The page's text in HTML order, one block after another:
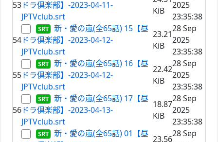
53ドラ倶楽部】-2023-04-11-
JPTVclub.srt
KiB
2025
23:35:38
54
新・愛の嵐(全65話) 15【昼
ドラ倶楽部】-2023-04-12-
JPTVclub.srt
23.21
KiB
28 Sep
2025
23:35:38
55
新・愛の嵐(全65話) 16【昼
ドラ倶楽部】-2023-04-12-
JPTVclub.srt
22.42
KiB
28 Sep
2025
23:35:38
56
新・愛の嵐(全65話) 17【昼
ドラ倶楽部】-2023-04-13-
JPTVclub.srt
18.87
KiB
28 Sep
2025
23:35:38
新・愛の嵐(全65話) 01【昼
23.56
28 Sep